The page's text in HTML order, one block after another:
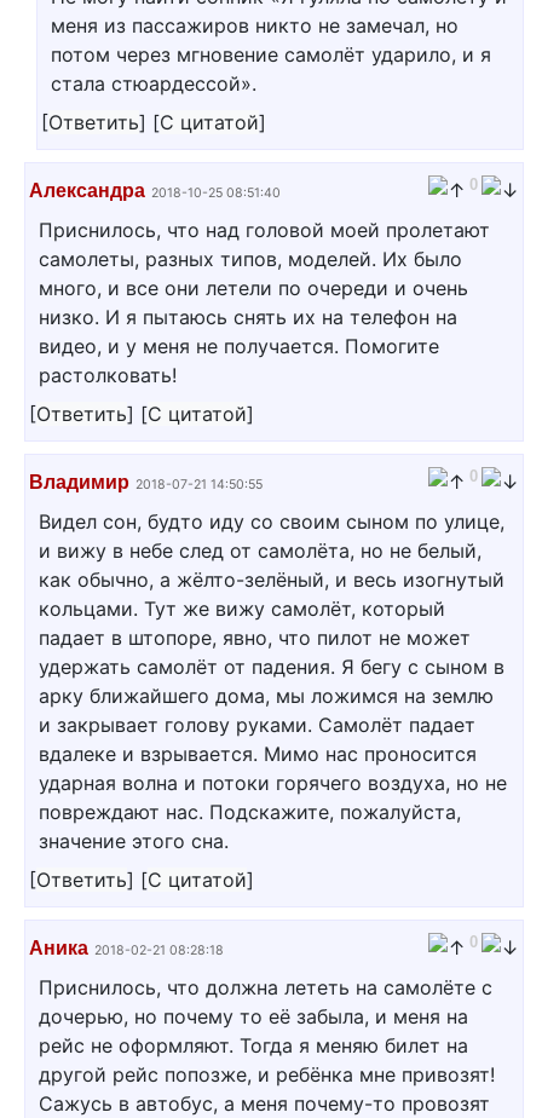
меня из пассажиров никто не замечал, но
потом через мгновение самолёт ударило, и я
стала стюардессой».
[Ответить] [С цитатой]
Александра 2018-10-25 08:51:40 0
Приснилось, что над головой моей пролетают
самолеты, разных типов, моделей. Их было
много, и все они летели по очереди и очень
низко. И я пытаюсь снять их на телефон на
видео, и у меня не получается. Помогите
растолковать!
[Ответить] [С цитатой]
Владимир 2018-07-21 14:50:55 0
Видел сон, будто иду со своим сыном по улице,
и вижу в небе след от самолёта, но не белый,
как обычно, а жёлто-зелёный, и весь изогнутый
кольцами. Тут же вижу самолёт, который
падает в штопоре, явно, что пилот не может
удержать самолёт от падения. Я бегу с сыном в
арку ближайшего дома, мы ложимся на землю
и закрывает голову руками. Самолёт падает
вдалеке и взрывается. Мимо нас проносится
ударная волна и потоки горячего воздуха, но не
повреждают нас. Подскажите, пожалуйста,
значение этого сна.
[Ответить] [С цитатой]
Аника 2018-02-21 08:28:18 0
Приснилось, что должна лететь на самолёте с
дочерью, но почему то её забыла, и меня на
рейс не оформляют. Тогда я меняю билет на
другой рейс попозже, и ребёнка мне привозят!
Сажусь в автобус, а меня почему-то провозят